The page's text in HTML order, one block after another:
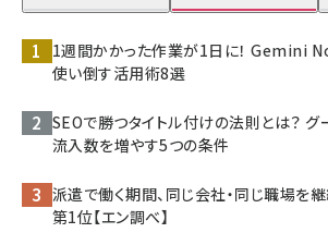
1週間かかった作業が1日に！ Gemini
使い倒す活用術8選
SEOで勝つタイトル付けの法則とは？ グ
流入数を増やす5つの条件
派遣で働く期間、同じ会社・同じ職場を
第1位【エン調べ】